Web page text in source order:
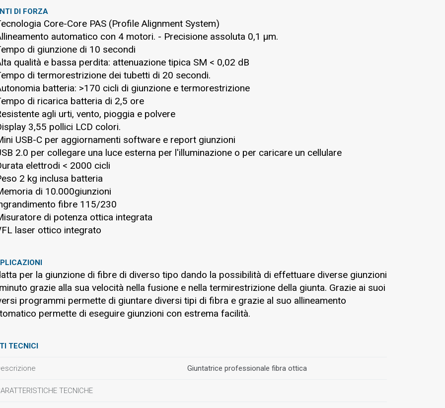
DI FORZA
Core-Core PAS (Profile Alignment System)
automatico con 4 motori. - Precisione assoluta 0,1 µm.
di giunzione di 10 secondi
qualità e bassa perdita: attenuazione tipica SM < 0,02 dB
di termorestrizione dei tubetti di 20 secondi.
batteria: >170 cicli di giunzione e termorestrizione
di ricarica batteria di 2,5 ore
agli urti, vento, pioggia e polvere
3,55 pollici LCD colori.
USB-C per aggiornamenti software e report giunzioni
2.0 per collegare una luce esterna per l'illuminazione o per caricare un cellulare
elettrodi < 2000 cicli
2 kg inclusa batteria
di 10.000giunzioni
fibre 115/230
di potenza ottica integrata
laser ottico integrato
per la giunzione di fibre di diverso tipo dando la possibilità di effettuare diverse giunzioni
grazie alla sua velocità nella fusione e nella termirestrizione della giunta. Grazie ai suoi
programmi permette di giuntare diversi tipi di fibra e grazie al suo allineamento
permette di eseguire giunzioni con estrema facilità.
TECNICI
Giuntatrice professionale fibra ottica
TECNICHE